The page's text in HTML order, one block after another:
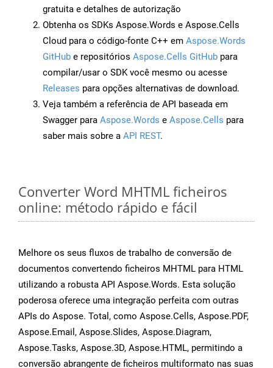
gratuita e detalhes de autorização
Obtenha os SDKs Aspose.Words e Aspose.Cells
Cloud para o código-fonte C++ em Aspose.Words
GitHub e repositórios Aspose.Cells GitHub para
compilar/usar o SDK você mesmo ou acesse
Releases para opções alternativas de download.
Veja também a referência de API baseada em
Swagger para Aspose.Words e Aspose.Cells para
saber mais sobre a API REST.
Converter Word MHTML ficheiros
online: método rápido e fácil
Melhore os seus fluxos de trabalho de conversão de
documentos convertendo ficheiros MHTML para HTML
utilizando a robusta API Aspose.Words. Esta solução
poderosa oferece uma integração perfeita com outras
APIs do Aspose. Total, como Aspose.Cells, Aspose.PDF,
Aspose.Email, Aspose.Slides, Aspose.Diagram,
Aspose.Tasks, Aspose.3D, Aspose.HTML, permitindo a
conversão abrangente de ficheiros multiformato nas suas